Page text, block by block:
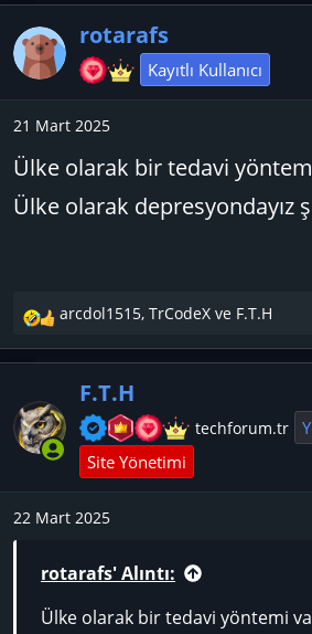
p
k
i
l
e
r
:
rotarafs
Kayıtlı Kullanıcı
21 Mart 2025
Ülke olarak bir tedavi
Ülke olarak depresyondayız
T
e
p
i
l
:
arcdol1515, TrCodeX ve F.T.H
F.T.H
techforum.tr
Site Yönetimi
22 Mart 2025
rotarafs' Alıntı:
Ülke olarak bir tedavi yöntemi